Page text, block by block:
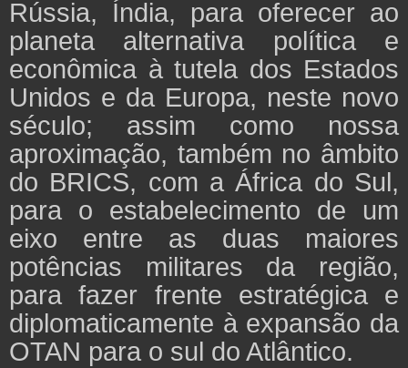
Rússia, Índia, para oferecer ao
planeta alternativa política e
econômica à tutela dos Estados
Unidos e da Europa, neste novo
século; assim como nossa
aproximação, também no âmbito
do BRICS, com a África do Sul,
para o estabelecimento de um
eixo entre as duas maiores
potências militares da região,
para fazer frente estratégica e
diplomaticamente à expansão da
OTAN para o sul do Atlântico.